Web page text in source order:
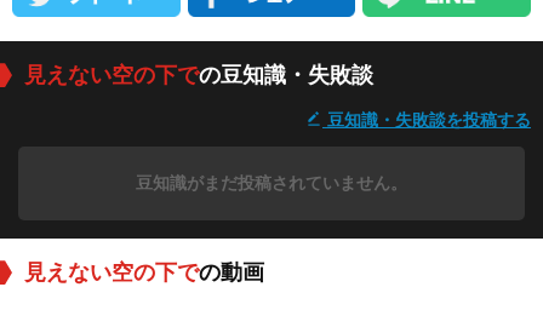
見えない空の下での豆知識・失敗談
豆知識・失敗談を投稿する
豆知識がまだ投稿されていません。
見えない空の下での動画